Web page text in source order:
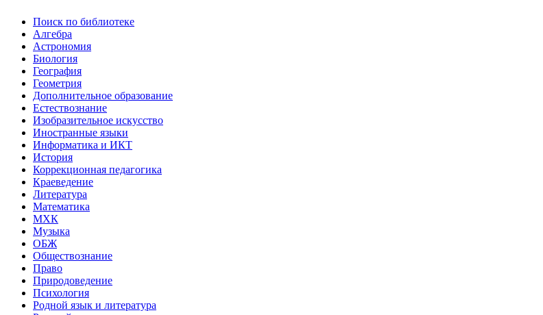
Поиск по библиотеке
Алгебра
Астрономия
Биология
География
Геометрия
Дополнительное образование
Естествознание
Изобразительное искусство
Иностранные языки
Информатика и ИКТ
История
Коррекционная педагогика
Краеведение
Литература
Математика
МХК
Музыка
ОБЖ
Обществознание
Право
Природоведение
Психология
Родной язык и литература